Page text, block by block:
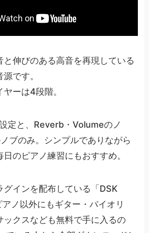
と伸びのある高音を再現している
です。
ーは4段階。
定と、Reverb・Volumeのノ
ブのみ。シンプルでありながら
のピアノ練習にもおすすめ。
グインを配布している「DSK
ノ以外にもギター・バイオリ
ックスなども無料で手に入るの